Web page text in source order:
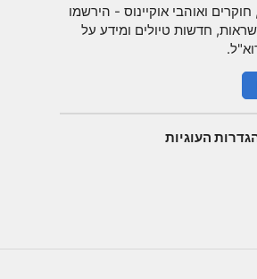
חוקרים ואוהבי אוקיינוס ​​- הירשמו
חדשות טיולים ומידע על
העוגיות